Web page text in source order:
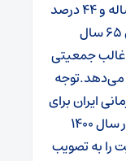
جمعیت کشور شامل جوانان ۱۵ تا ۲۹ساله و ۴۴ درصد
میانسال و مابقی هم سالمندان بالای ۶۵ سال
جمعیتی
می‌دهد.توجه
ایران برای
افزایش جمعیت، نمایندگان مجلس در سال ۱۴۰۰
را به تصویب